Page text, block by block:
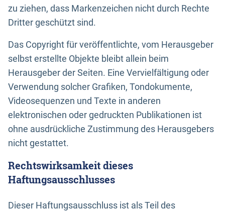
zu ziehen, dass Markenzeichen nicht durch Rechte
Dritter geschützt sind.
Das Copyright für veröffentlichte, vom Herausgeber
selbst erstellte Objekte bleibt allein beim
Herausgeber der Seiten. Eine Vervielfältigung oder
Verwendung solcher Grafiken, Tondokumente,
Videosequenzen und Texte in anderen
elektronischen oder gedruckten Publikationen ist
ohne ausdrückliche Zustimmung des Herausgebers
nicht gestattet.
Rechtswirksamkeit dieses
Haftungsausschlusses
Dieser Haftungsausschluss ist als Teil des